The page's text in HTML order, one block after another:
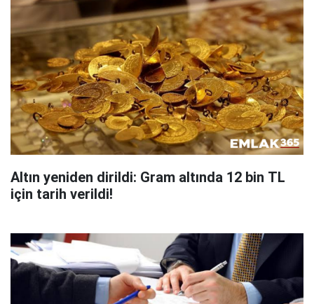
Altın yeniden dirildi: Gram altında 12 bin TL
için tarih verildi!